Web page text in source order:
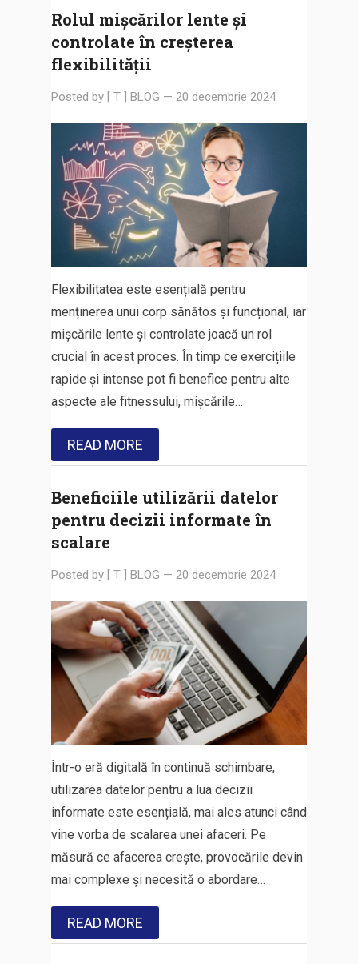
Rolul mișcărilor lente și
controlate în creșterea
flexibilității
Posted by [ T ] BLOG — 20 decembrie 2024
Flexibilitatea este esențială pentru
menținerea unui corp sănătos și funcțional, iar
mișcările lente și controlate joacă un rol
crucial în acest proces. În timp ce exercițiile
rapide și intense pot fi benefice pentru alte
aspecte ale fitnessului, mișcările…
READ MORE
Beneficiile utilizării datelor
pentru decizii informate în
scalare
Posted by [ T ] BLOG — 20 decembrie 2024
Într-o eră digitală în continuă schimbare,
utilizarea datelor pentru a lua decizii
informate este esențială, mai ales atunci când
vine vorba de scalarea unei afaceri. Pe
măsură ce afacerea crește, provocările devin
mai complexe și necesită o abordare…
READ MORE